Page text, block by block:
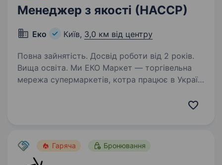
Менеджер з якості (НАССР)
Еко Київ, 3,0 км від центру
Повна зайнятість. Досвід роботи від 2 років.
Вища освіта. Ми ЕКО Маркет — торгівельна
мережа супермаркетів, котра працює в Україні
близько 80 магазинів та 2500 співробітників
Гаряча Бронювання